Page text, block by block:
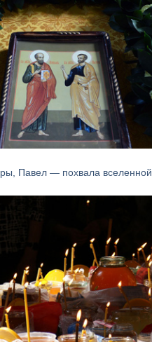
Павел — похвала вселенной